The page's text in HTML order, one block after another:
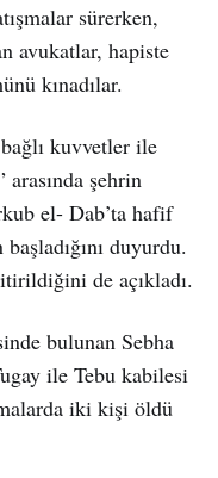
sürerken,
avukatlar, hapiste
kınadılar.
kuvvetler ile
şehrin
el- Dab’ta hafif
duyurdu.
de açıkladı.
bulunan Sebha
ile Tebu kabilesi
iki kişi öldü